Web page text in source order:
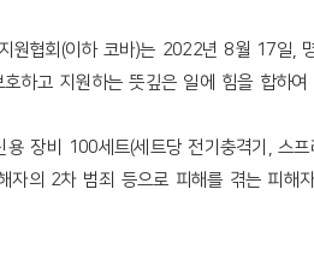
원협회 (이하 코바)는 2022년 8월 17일
하고 지원하는 뜻깊은 일에 힘을 합하여
용 장비 100세트(세트당 전기충격기 ,스프
자의 2차 범죄 등으로 피해를 겪는 피해